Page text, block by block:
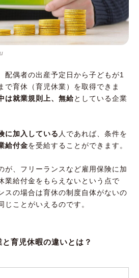
配偶者の出産予定日から子どもが1
で育休（育児休業）を取得できま
は就業規則上、無給としている企業
に加入している 人であれば、条件を
給付金を受給することができます。
が、フリーランスなど雇用保険に加
業給付金をもらえないという点で
スの場合は育休の制度自体がないの
じことがいえるのです。
と育児休暇の違いとは？